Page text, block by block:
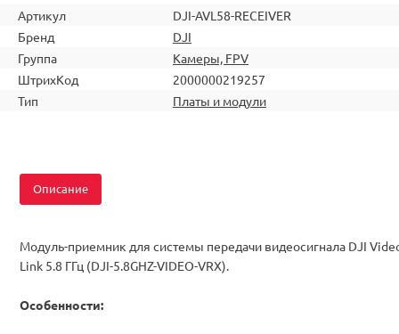
Артикул
DJI-AVL58-RECEIVER
Бренд
DJI
Группа
Камеры, FPV
ШтрихКод
2000000219257
Тип
Платы и модули
Описание
Модуль-приемник для системы передачи видеосигнала DJI
Link 5.8 ГГц (DJI-5.8GHZ-VIDEO-VRX).
Особенности: